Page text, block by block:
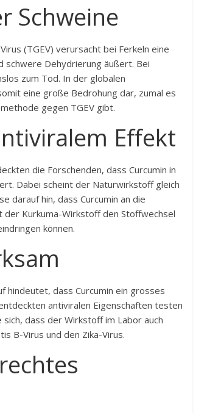
Schweine
(TGEV) verursacht bei Ferkeln eine
schwere Dehydrierung äußert. Bei
zum Tod. In der globalen
eine große Bedrohung dar, zumal es
gegen TGEV gibt.
Effekt
die Forschenden, dass Curcumin in
Dabei scheint der Naturwirkstoff gleich
darauf hin, dass Curcumin an die
der Kurkuma-Wirkstoff den Stoffwechsel
können.
hindeutet, dass Curcumin ein grosses
antiviralen Eigenschaften testen
dass der Wirkstoff im Labor auch
B-Virus und den Zika-Virus.